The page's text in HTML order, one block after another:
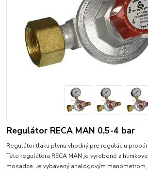
Regulátor RECA MAN 0,5-4 bar
Regulátor tlaku plynu vhodný pre reguláciu
Telo regulátora RECA MAN je vyrobené z
mosadze. Je vybavený analógovým